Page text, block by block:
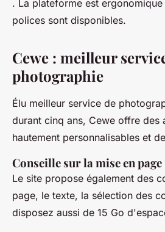
. La plateforme est
polices sont disponibles.
Cewe : meilleur
photographie
Élu meilleur service de
durant cinq ans, Cewe offre des
hautement personnalisables et
Conseille sur la mise en page
Le site propose également des
page, le texte, la sélection des
disposez aussi de 15 Go